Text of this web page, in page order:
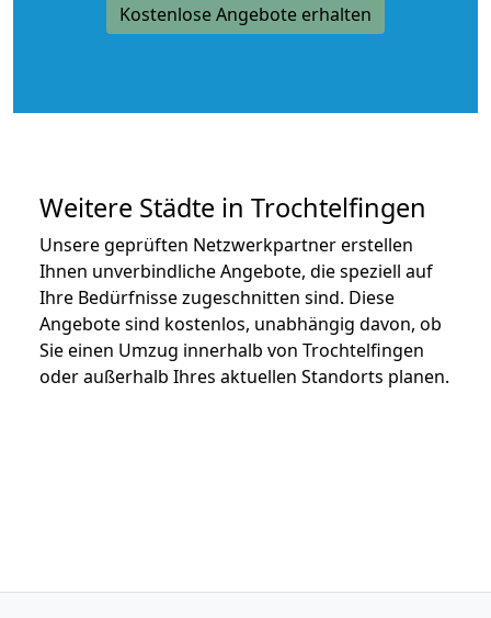
Kostenlose Angebote erhalten
Weitere Städte in Trochtelfingen
Unsere geprüften Netzwerkpartner erstellen
Ihnen unverbindliche Angebote, die speziell auf
Ihre Bedürfnisse zugeschnitten sind. Diese
Angebote sind kostenlos, unabhängig davon, ob
Sie einen Umzug innerhalb von Trochtelfingen
oder außerhalb Ihres aktuellen Standorts planen.